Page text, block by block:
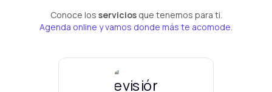
Conoce los servicios que tenemos para ti.
Agenda online y vamos donde más te acomode.